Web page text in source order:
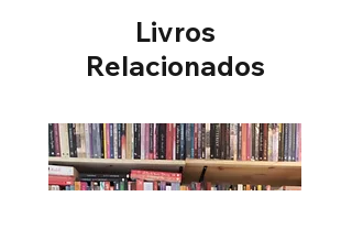
Livros
Relacionados